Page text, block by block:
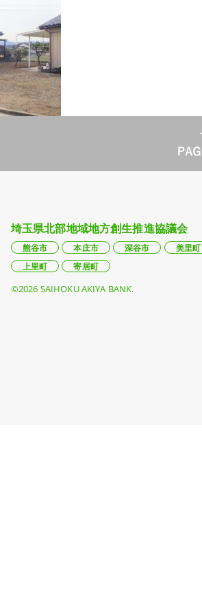
埼玉県北部地域地方創生推進協議会
熊谷市 本庄市 深谷市 美里町
上里町
寄居町
©2026 SAIHOKU AKIYA BANK.